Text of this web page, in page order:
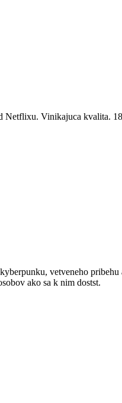
Netflixu. Vinikajuca kvalita.
vetveneho
ako sa k nim dostst.